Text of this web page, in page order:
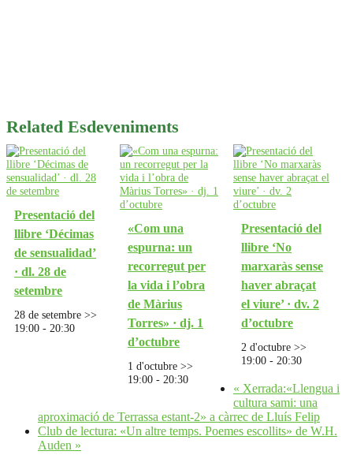
Related Esdeveniments
Presentació del
llibre ‘Décimas
de sensualidad’
· dl. 28 de
setembre
28 de setembre >>
19:00 - 20:30
«Com una
espurna: un
recorregut per
la vida i l’obra
de Màrius
Torres» · dj. 1
d’octubre
1 d'octubre >>
19:00 - 20:30
Presentació del
llibre ‘No
marxaràs sense
haver abraçat
el viure’ · dv. 2
d’octubre
2 d'octubre >>
19:00 - 20:30
« Xerrada:«Llengua i
cultura sami: una
aproximació de Terrassa estant-2» a càrrec de Lluís Felip
Club de lectura: «Un altre temps. Poemes escollits» de W.H.
Auden »